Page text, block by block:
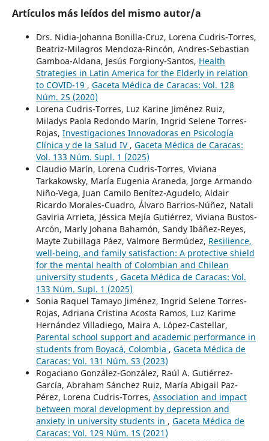
Artículos más leídos del mismo autor/a
Drs. Nidia-Johanna Bonilla-Cruz, Lorena Cudris-Torres,
Beatriz-Milagros Mendoza-Rincón, Andres-Sebastian
Gamboa-Aldana, Jesús Forgiony-Santos, Health
Strategies in Latin America for the Elderly in relation
to COVID-19 , Gaceta Médica de Caracas: Vol. 128
Núm. 2S (2020)
Lorena Cudris-Torres, Luz Karine Jiménez Ruiz,
Miladys Paola Redondo Marín, Ingrid Selene Torres-
Rojas, Investigaciones Innovadoras en Psicología
Clínica y de la Salud IV , Gaceta Médica de Caracas:
Vol. 133 Núm. Supl. 1 (2025)
Claudio Marín, Lorena Cudris-Torres, Viviana
Tarkakowsky, María Eugenia Araneda, Jorge Armando
Niño-Vega, Juan Camilo Benítez-Agudelo, Aldair
Ricardo Morales-Cuadro, Álvaro Barrios-Núñez, Natali
Gaviria Arrieta, Jéssica Mejía Gutiérrez, Viviana Bustos-
Arcón, Marly Johana Bahamón, Sandy Ibáñez-Reyes,
Mayte Zubillaga Páez, Valmore Bermúdez, Resilience,
well-being, and family satisfaction: A protective shield
for the mental health of Colombian and Chilean
university students , Gaceta Médica de Caracas: Vol.
133 Núm. Supl. 1 (2025)
Sonia Raquel Tamayo Jiménez, Ingrid Selene Torres-
Rojas, Adriana Cristina Acosta Ramos, Luz Karime
Hernández Villadiego, Maira A. López-Castellar,
Parental school support and academic performance in
students from Boyacá, Colombia , Gaceta Médica de
Caracas: Vol. 131 Núm. S3 (2023)
Rogaciano González-González, Raúl A. Gutiérrez-
García, Abraham Sánchez Ruiz, María Abigail Paz-
Pérez, Lorena Cudris-Torres, Association and impact
between moral development by depression and
anxiety in university students in , Gaceta Médica de
Caracas: Vol. 129 Núm. 1S (2021)